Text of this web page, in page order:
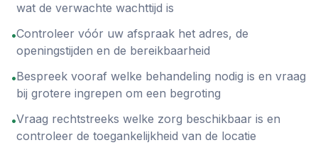
wat de verwachte wachttijd is
•Controleer vóór uw afspraak het adres, de
openingstijden en de bereikbaarheid
•Bespreek vooraf welke behandeling nodig is en vraag
bij grotere ingrepen om een begroting
•Vraag rechtstreeks welke zorg beschikbaar is en
controleer de toegankelijkheid van de locatie